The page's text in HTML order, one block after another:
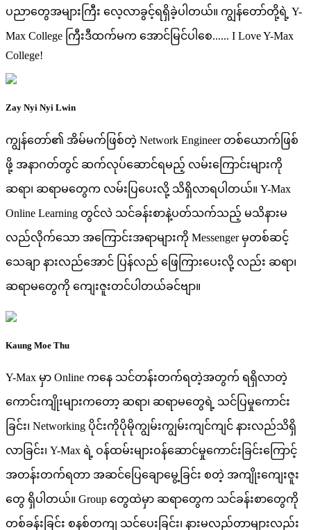
ပညာတွေအများကြီး လေ့လာခွင့်ရရှိခဲ့ပါတယ်။ ကျွန်တော်တို့ရဲ့ Y-
Max College ကြီးဒီထက်မက အောင်မြင်ပါစေ...... I Love Y-Max
College!
Zay Nyi Nyi Lwin
ကျွန်တော်၏ အိမ်မက်ဖြစ်တဲ့ Network Engineer တစ်ယောက်ဖြစ်
ဖို့ အနာဂတ်တွင် ဆက်လုပ်ဆောင်ရမည့် လမ်းကြောင်းများကို
ဆရာ၊ ဆရာမတွေက လမ်းပြပေးလို့ သိရှိလာရပါတယ်။ Y-Max
Online Learning တွင်လဲ သင်ခန်းစာနဲ့ပတ်သက်သည့် မသိနားမ
လည်လိုက်သော အကြောင်းအရာများကို Messenger မှတစ်ဆင့်
သေချာ နားလည်အောင် ပြန်လည် ဖြေကြားပေးလို့ လည်း ဆရာ၊
ဆရာမတွေကို ကျေးဇူးတင်ပါတယ်ခင်ဗျာ။
Kaung Moe Thu
Y-Max မှာ Online ကနေ သင်တန်းတက်ရတဲ့အတွက် ရရှိလာတဲ့
ကောင်းကျိုးများကတော့ ဆရာ၊ ဆရာမတွေရဲ့ သင်ပြမှုကောင်း
ခြင်း၊ Networking ပိုင်းကိုပိုမိုကျွမ်းကျွမ်းကျင်ကျင် နားလည်သိရှိ
လာခြင်း၊ Y-Max ရဲ့ ဝန်ထမ်းများဝန်ဆောင်မှုကောင်းခြင်းကြောင့်
အတန်းတက်ရတာ အဆင်ပြေချောမွေ့ခြင်း စတဲ့ အကျိုးကျေးဇူး
တွေ ရှိပါတယ်။ Group တွေထဲမှာ ဆရာတွေက သင်ခန်းစာတွေကို
တစ်ခန်းခြင်း စနစ်တကျ သင်ပေးခြင်း၊ နားမလည်တာများလည်း